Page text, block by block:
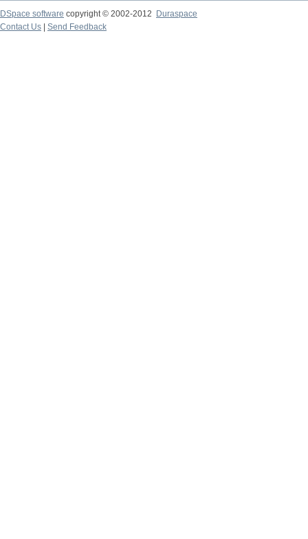
DSpace software copyright © 2002-2012
Duraspace
Contact Us
Send Feedback